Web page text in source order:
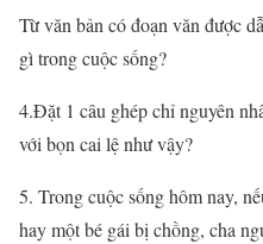
Từ văn bản có đoạn văn được
gì trong cuộc sống?
4.Đặt 1 câu ghép chỉ nguyên
với bọn cai lệ như vậy?
5. Trong cuộc sống hôm nay,
hay một bé gái bị chồng, cha